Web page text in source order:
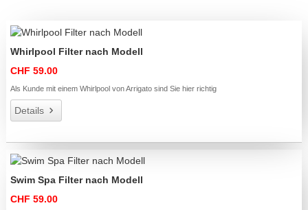
Whirlpool Filter nach Modell
CHF 59.00
Als Kunde mit einem Whirlpool von Arrigato sind Sie hier richtig
Details
Swim Spa Filter nach Modell
CHF 59.00